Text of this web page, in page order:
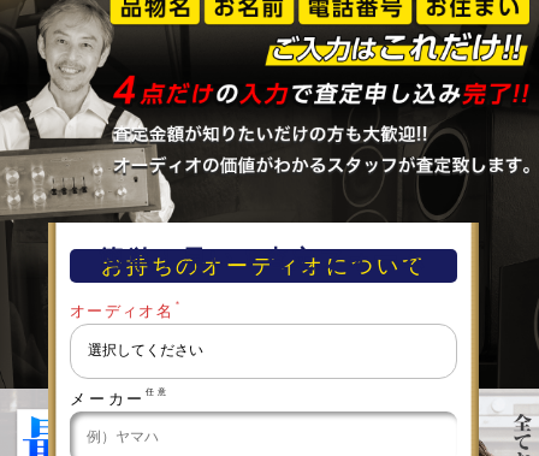
簡単！早い！査定フォーム
お持ちのオーディオについて
オーディオ名 ＊
メーカー 任意